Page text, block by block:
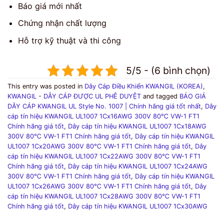
Báo giá mới nhất
Chứng nhận chất lượng
Hỗ trợ kỹ thuật và thi công
5/5 - (6 bình chọn)
This entry was posted in Dây Cáp Điều Khiển KWANGIL (KOREA),
KWANGIL - DÂY CÁP ĐƯỢC UL PHÊ DUYỆT and tagged BÁO GIÁ
DÂY CÁP KWANGIL UL Style No. 1007 | Chính hãng giá tốt nhất, Dây
cáp tín hiệu KWANGIL UL1007 1Cx16AWG 300V 80℃ VW-1 FT1
Chính hãng giá tốt, Dây cáp tín hiệu KWANGIL UL1007 1Cx18AWG
300V 80℃ VW-1 FT1 Chính hãng giá tốt, Dây cáp tín hiệu KWANGIL
UL1007 1Cx20AWG 300V 80℃ VW-1 FT1 Chính hãng giá tốt, Dây
cáp tín hiệu KWANGIL UL1007 1Cx22AWG 300V 80℃ VW-1 FT1
Chính hãng giá tốt, Dây cáp tín hiệu KWANGIL UL1007 1Cx24AWG
300V 80℃ VW-1 FT1 Chính hãng giá tốt, Dây cáp tín hiệu KWANGIL
UL1007 1Cx26AWG 300V 80℃ VW-1 FT1 Chính hãng giá tốt, Dây
cáp tín hiệu KWANGIL UL1007 1Cx28AWG 300V 80℃ VW-1 FT1
Chính hãng giá tốt, Dây cáp tín hiệu KWANGIL UL1007 1Cx30AWG